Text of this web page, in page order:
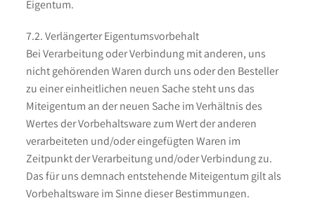
Eigentum.
7.2. Verlängerter Eigentumsvorbehalt
Bei Verarbeitung oder Verbindung mit anderen, uns
nicht gehörenden Waren durch uns oder den Besteller
zu einer einheitlichen neuen Sache steht uns das
Miteigentum an der neuen Sache im Verhältnis des
Wertes der Vorbehaltsware zum Wert der anderen
verarbeiteten und/oder eingefügten Waren im
Zeitpunkt der Verarbeitung und/oder Verbindung zu.
Das für uns demnach entstehende Miteigentum gilt als
Vorbehaltsware im Sinne dieser Bestimmungen.